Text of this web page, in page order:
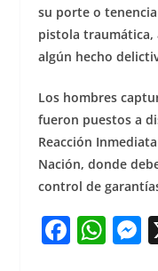
su porte o
pistola traumática,
algún hecho
Los hombres
fueron puestos a
Reacción
Nación, donde
control de
F W